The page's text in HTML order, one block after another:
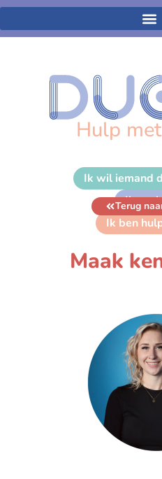
Hulp
Ik wil iemand
Ik
Ik ben
Terug
Maak